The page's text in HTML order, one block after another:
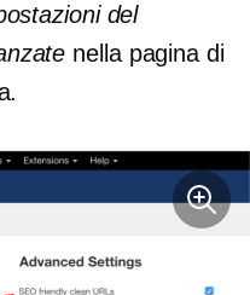
del
nella pagina di